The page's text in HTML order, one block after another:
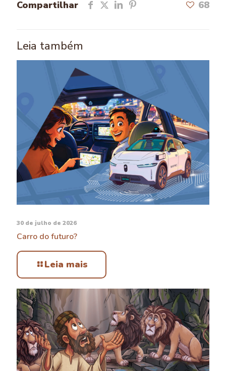
Compartilhar 68
Leia também
30 de julho de 2026
Carro do futuro?
Leia mais